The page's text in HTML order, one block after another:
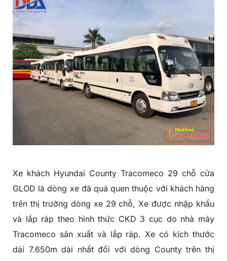
Xe khách Hyundai County Tracomeco 29 chỗ cửa
GLOD là dòng xe đã quá quen thuộc với khách hàng
trên thị trường dòng xe 29 chỗ, Xe được nhập khẩu
và lắp ráp theo hình thức CKD 3 cục do nhà máy
Tracomeco sản xuất và lắp ráp. Xe có kích thước
dài 7.650m dài nhất đối với dòng County trên thị